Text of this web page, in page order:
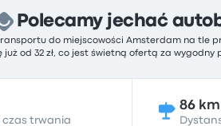
Polecamy jechać
do miejscowości Amsterdam na tle
już od 32 zł, co jest świetną ofertą za wygodny
czas trwania
86 km